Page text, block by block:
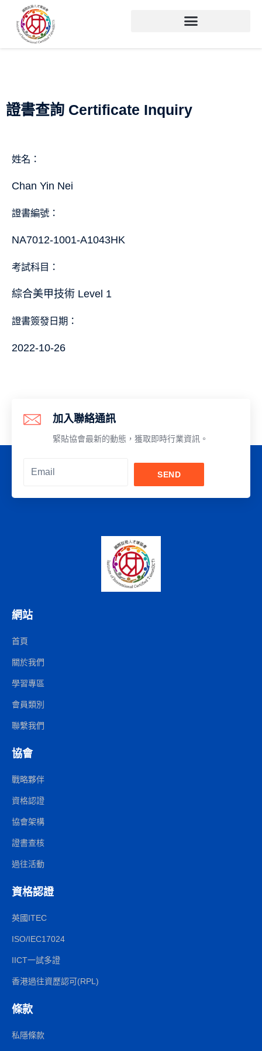
證書查詢 Certificate Inquiry
姓名：
Chan Yin Nei
證書編號：
NA7012-1001-A1043HK
考試科目：
綜合美甲技術 Level 1
證書簽發日期：
2022-10-26
加入聯絡通訊
緊貼協會最新的動態，獲取即時行業資訊。
SEND
網站
首頁
關於我們
學習專區
會員類別
聯繫我們
協會
戰略夥伴
資格認證
協會架構
證書查核
過往活動
資格認證
英國ITEC
ISO/IEC17024
IICT一試多證
香港過往資歷認可(RPL)
條款
私隱條款